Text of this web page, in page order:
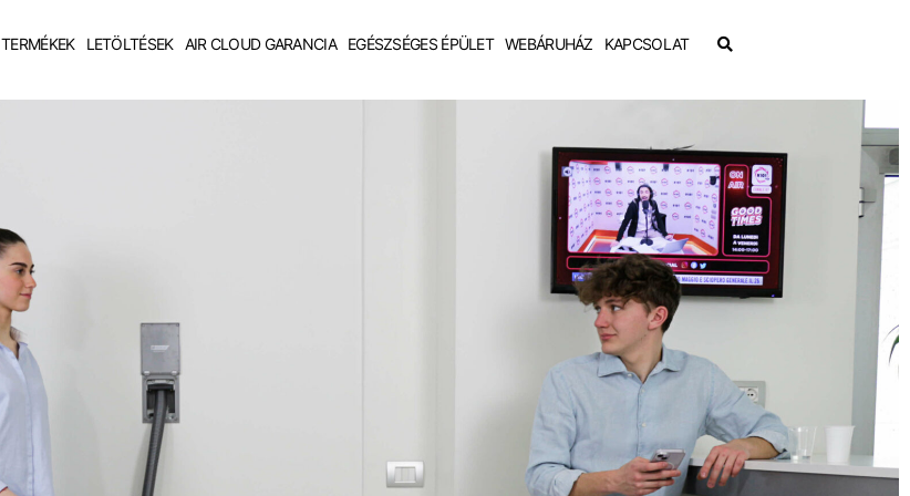
TERMÉKEK LETÖLTÉSEK AIR CLOUD GARANCIA EGÉSZSÉGES ÉPÜLET WEBÁRUHÁZ KAPCSOLAT